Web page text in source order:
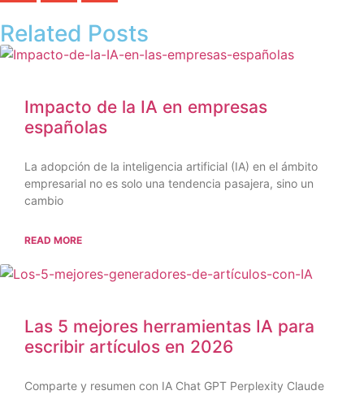
Related Posts
Impacto de la IA en empresas
españolas
La adopción de la inteligencia artificial (IA) en el ámbito
empresarial no es solo una tendencia pasajera, sino un
cambio
READ MORE
Las 5 mejores herramientas IA para
escribir artículos en 2026
Comparte y resumen con IA Chat GPT Perplexity Claude